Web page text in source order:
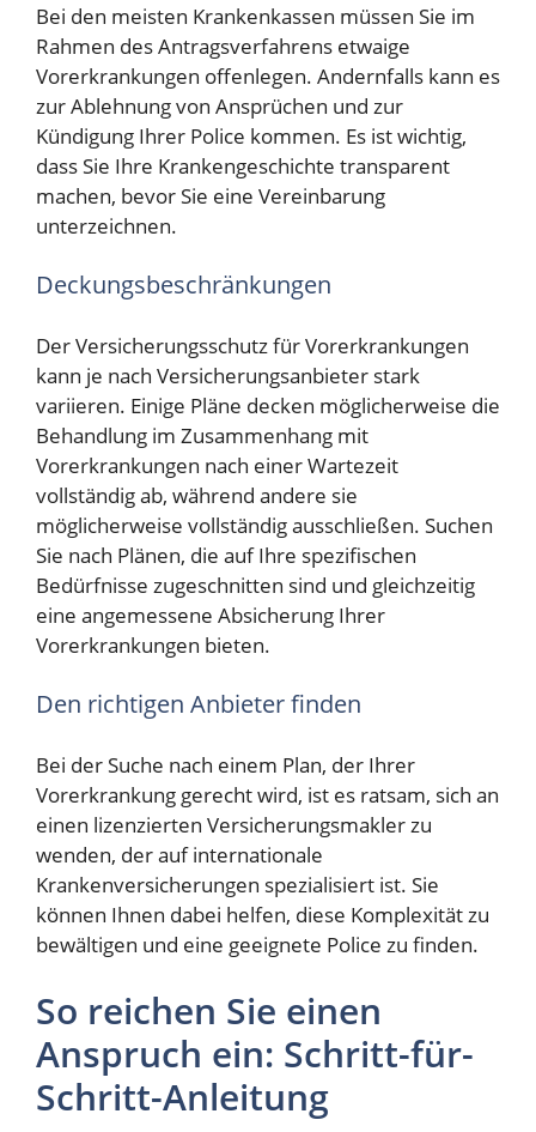
Bei den meisten Krankenkassen müssen Sie im
Rahmen des Antragsverfahrens etwaige
Vorerkrankungen offenlegen. Andernfalls kann es
zur Ablehnung von Ansprüchen und zur
Kündigung Ihrer Police kommen. Es ist wichtig,
dass Sie Ihre Krankengeschichte transparent
machen, bevor Sie eine Vereinbarung
unterzeichnen.
Deckungsbeschränkungen
Der Versicherungsschutz für Vorerkrankungen
kann je nach Versicherungsanbieter stark
variieren. Einige Pläne decken möglicherweise die
Behandlung im Zusammenhang mit
Vorerkrankungen nach einer Wartezeit
vollständig ab, während andere sie
möglicherweise vollständig ausschließen. Suchen
Sie nach Plänen, die auf Ihre spezifischen
Bedürfnisse zugeschnitten sind und gleichzeitig
eine angemessene Absicherung Ihrer
Vorerkrankungen bieten.
Den richtigen Anbieter finden
Bei der Suche nach einem Plan, der Ihrer
Vorerkrankung gerecht wird, ist es ratsam, sich an
einen lizenzierten Versicherungsmakler zu
wenden, der auf internationale
Krankenversicherungen spezialisiert ist. Sie
können Ihnen dabei helfen, diese Komplexität zu
bewältigen und eine geeignete Police zu finden.
So reichen Sie einen
Anspruch ein: Schritt-für-
Schritt-Anleitung